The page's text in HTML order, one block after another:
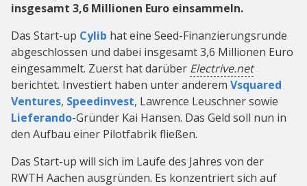
insgesamt 3,6 Millionen Euro einsammeln.
Das Start-up Cylib hat eine Seed-Finanzierungsrunde
abgeschlossen und dabei insgesamt 3,6 Millionen Euro
eingesammelt. Zuerst hat darüber Electrive.net
berichtet. Investiert haben unter anderem Vsquared
Ventures, Speedinvest, Lawrence Leuschner sowie
Lieferando-Gründer Kai Hansen. Das Geld soll nun in
den Aufbau einer Pilotfabrik fließen.
Das Start-up will sich im Laufe des Jahres von der
RWTH Aachen ausgründen. Es konzentriert sich auf